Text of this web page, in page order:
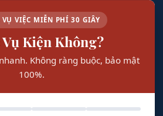
VIỆC MIỄN PHÍ 30 GIÂY
Vụ Kiện Không?
Không ràng buộc, bảo mật
100%.